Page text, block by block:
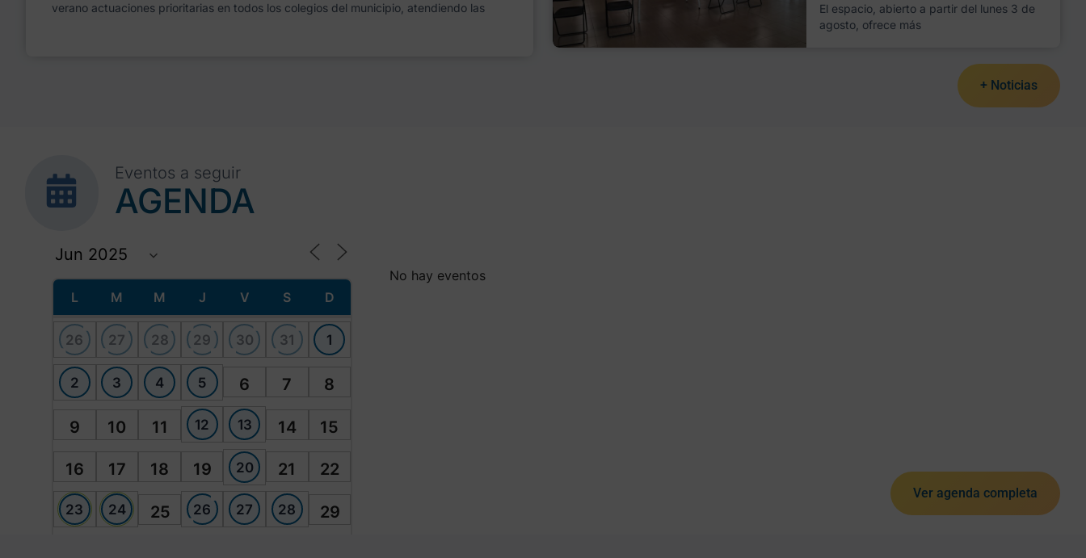
verano actuaciones prioritarias en todos los colegios del municipio, atendiendo las
El espacio, abierto a partir del lunes 3 de
agosto, ofrece más
+ Noticias
Eventos a seguir
AGENDA
L M M J V S D
26 27 28 29 30 31 1
2 3 4 5 6 7 8
9 10 11 12 13 14 15
16 17 18 19 20 21 22
23 24 25 26 27 28 29
No hay eventos
Ver agenda completa